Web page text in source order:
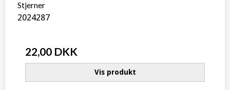
Stjerner
2024287
22,00 DKK
Vis produkt